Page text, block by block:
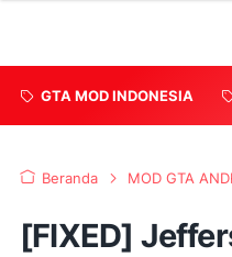
GTA MOD INDONESIA
Beranda MOD GTA
[FIXED]